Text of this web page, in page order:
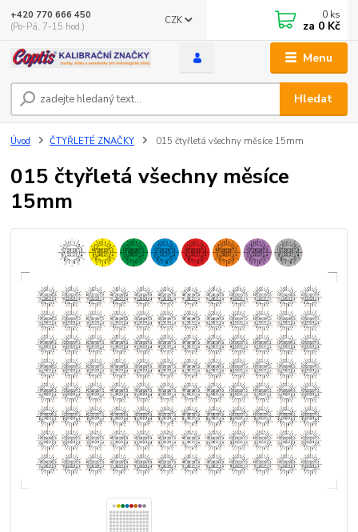
Menu
CZK
Hledat
+420 770 666 450
(Po-Pá, 7-15 hod.)
0 ks
za 0 Kč
Úvod ČTYŘLETÉ ZNAČKY 015 čtyřletá všechny měsíce 15mm
015 čtyřletá všechny měsíce
15mm